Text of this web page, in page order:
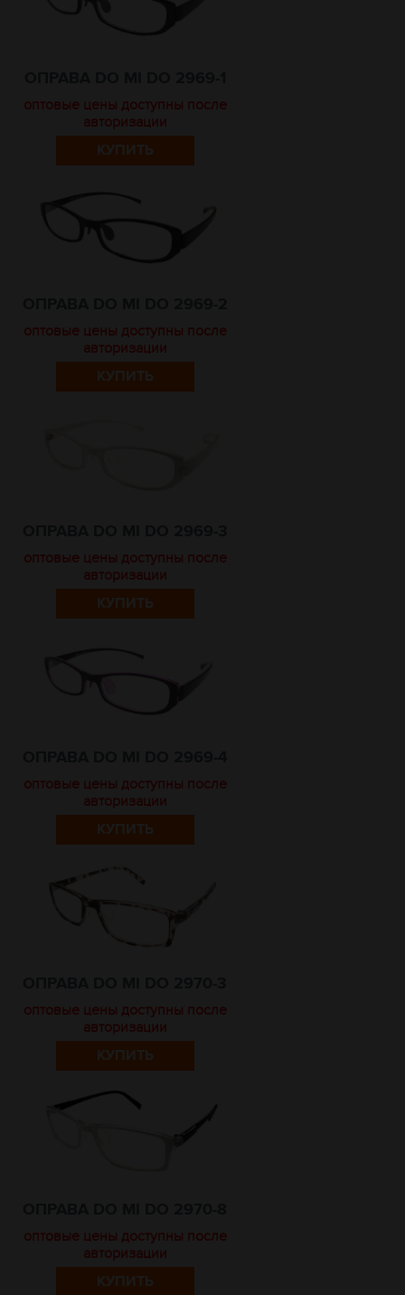
оптовые цены доступны после
авторизации
КУПИТЬ
оптовые цены доступны после
авторизации
КУПИТЬ
оптовые цены доступны после
авторизации
КУПИТЬ
оптовые цены доступны после
авторизации
КУПИТЬ
оптовые цены доступны после
авторизации
КУПИТЬ
оптовые цены доступны после
авторизации
КУПИТЬ